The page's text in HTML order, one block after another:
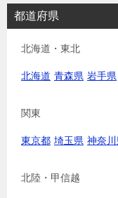
都道府県
北海道・東北
北海道 青森県 岩手県
関東
東京都 埼玉県 神奈川
北陸・甲信越